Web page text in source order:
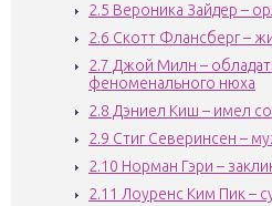
2.5 Вероника Зайдер –
2.6 Скотт Флансберг –
2.7 Джой Милн –
феноменального нюха
2.8 Дэниел Киш – имел
2.9 Стиг Северинсен –
2.10 Норман Гэри –
2.11 Лоуренс Ким Пик –